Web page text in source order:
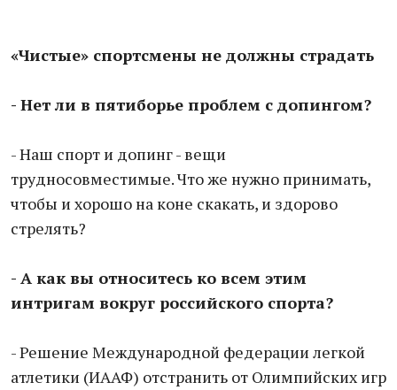
«Чистые» спортсмены не должны страдать
- Нет ли в пятиборье проблем с допингом?
- Наш спорт и допинг - вещи
трудносовместимые. Что же нужно принимать,
чтобы и хорошо на коне скакать, и здорово
стрелять?
- А как вы относитесь ко всем этим
интригам вокруг российского спорта?
- Решение Международной федерации легкой
атлетики (ИААФ) отстранить от Олимпийских игр